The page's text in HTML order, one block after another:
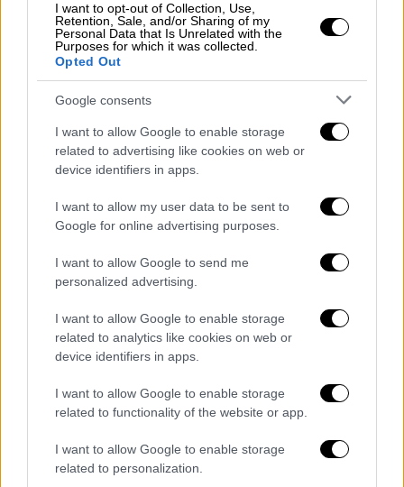
I want to opt-out of Collection, Use,
Retention, Sale, and/or Sharing of my
Personal Data that Is Unrelated with the
Purposes for which it was collected.
Opted Out
Google consents
I want to allow Google to enable storage
related to advertising like cookies on web or
device identifiers in apps.
I want to allow my user data to be sent to
Google for online advertising purposes.
I want to allow Google to send me
personalized advertising.
I want to allow Google to enable storage
related to analytics like cookies on web or
device identifiers in apps.
I want to allow Google to enable storage
related to functionality of the website or app.
I want to allow Google to enable storage
related to personalization.
Παρά την επιτυχία και την αναγνώριση που
γνώρισαν, κάτι βαθύτερο μέσα τους τις
οδήγησε να ακολουθήσουν τον δρόμο του
Θεού.
Ελλάδα|03.12.2024 11:04
Άγιο Όρος: Μεγάλη κινητοποίηση για την
εξαφάνιση μοναχού